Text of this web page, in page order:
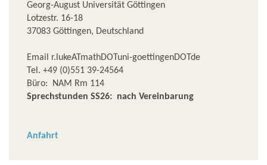
Georg-August Universität Göttingen
Lotzestr. 16-18
37083 Göttingen, Deutschland
Email r.lukeATmathDOTuni-goettingenDOTde
Tel. +49 (0)551 39-24564
Büro: NAM Rm 114
Sprechstunden SS26: nach Vereinbarung
Anfahrt